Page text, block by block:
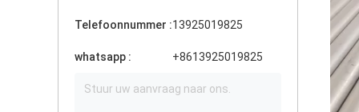
Telefoonnummer :13925019825
whatsapp : +8613925019825